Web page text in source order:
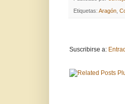
Etiquetas: Aragón
Suscribirse a: